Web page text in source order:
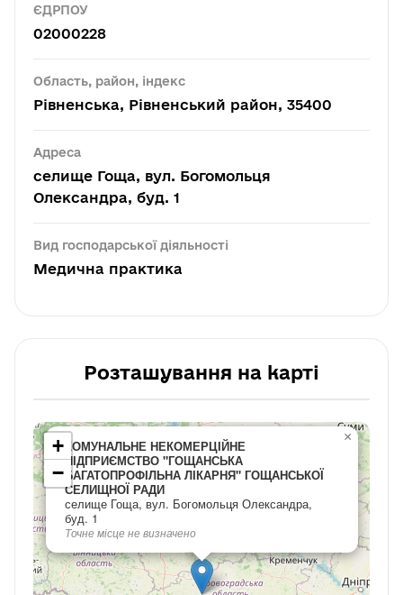
ЄДРПОУ
02000228
Область, район, індекс
Рівненська, Рівненський район, 35400
Адреса
селище Гоща, вул. Богомольця
Олександра, буд. 1
Вид господарської діяльності
Медична практика
Розташування на карті
КОМУНАЛЬНЕ НЕКОМЕРЦІЙНЕ
ПІДПРИЄМСТВО "ГОЩАНСЬКА
БАГАТОПРОФІЛЬНА ЛІКАРНЯ" ГОЩАНСЬКОЇ
СЕЛИЩНОЇ РАДИ
селище Гоща, вул. Богомольця Олександра,
буд. 1
Точне місце не визначено
×
+
−